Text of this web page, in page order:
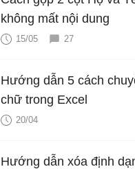
không mất nội dung
15/05 27
Hướng dẫn 5 cách
chữ trong Excel
20/04
Hướng dẫn xóa định